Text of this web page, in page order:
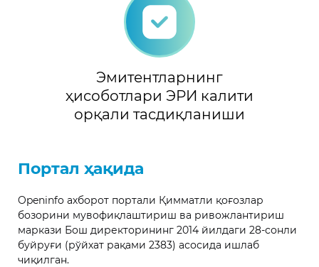
Эмитентларнинг
ҳисоботлари ЭРИ калити
орқали тасдиқланиши
Портал ҳақида
Openinfo ахборот портали Қимматли қоғозлар
бозорини мувофиқлаштириш ва ривожлантириш
маркази Бош директорининг 2014 йилдаги 28-сонли
буйруғи (рўйхат рақами 2383) асосида ишлаб
чиқилган.